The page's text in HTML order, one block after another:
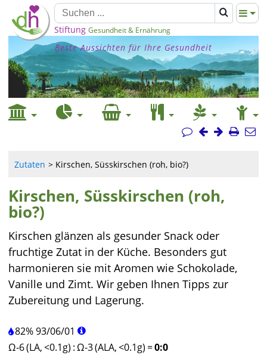
Stiftung Gesundheit & Ernährung
Beste Aussichten für Ihre Gesundheit
Zutaten Kirschen, Süsskirschen (roh, bio?)
Kirschen, Süsskirschen (roh,
bio?)
Kirschen glänzen als gesunder Snack oder
fruchtige Zutat in der Küche. Besonders gut
harmonieren sie mit Aromen wie Schokolade,
Vanille und Zimt. Wir geben Ihnen Tipps zur
Zubereitung und Lagerung.
82%93/06/01
Ω-6 (LA, <0.1g) :Ω-3 (ALA, <0.1g) =0:0